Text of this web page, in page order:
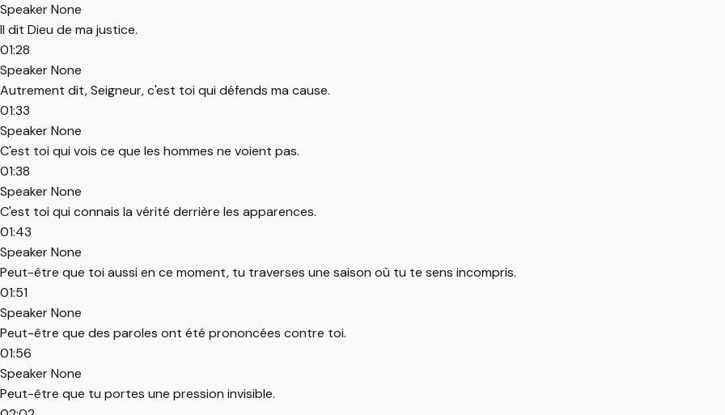
Speaker None
Il dit Dieu de ma justice.
01:28
Speaker None
Autrement dit, Seigneur, c'est toi qui défends ma cause.
01:33
Speaker None
C'est toi qui vois ce que les hommes ne voient pas.
01:38
Speaker None
C'est toi qui connais la vérité derrière les apparences.
01:43
Speaker None
Peut-être que toi aussi en ce moment, tu traverses une saison où tu te sens incompris.
01:51
Speaker None
Peut-être que des paroles ont été prononcées contre toi.
01:56
Speaker None
Peut-être que tu portes une pression invisible.